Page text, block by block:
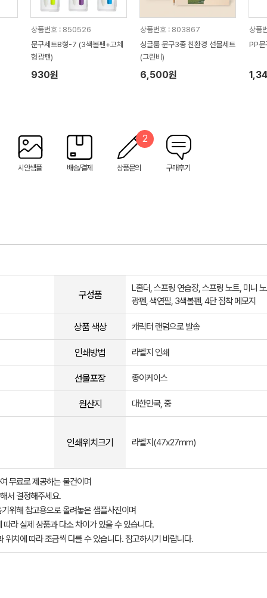
상품번호 : 850526
문구세트B형-7 (3색볼펜+고체
형광펜)
930원
상품번호 : 803867
싱글룸 문구3종 친환경 선물세트
(그린비)
6,500원
상품
PP문
시안샘플 배송/결제 상품문의
2
구매후기
구성품
L홀더, 스프링 연습장, 스프링 노트, 미니
광펜, 색연필, 3색볼펜, 4단 점착 메모지
상품 색상 캐릭터 랜덤으로 발송
인쇄방법 라벨지 인쇄
선물포장 종이케이스
원산지 대한민국, 중
인쇄위치크기 라벨지(47x27mm)
무료로 제공하는 물건이며
서 결정해주세요.
위해 참고용으로 올려놓은 샘플사진이며
라 실제 상품과 다소 차이가 있을 수 있습니다.
위치에 따라 조금씩 다를 수 있습니다. 참고하시기 바랍니다.